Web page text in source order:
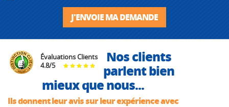
J'ENVOIE MA DEMANDE
Évaluations Clients
4.8/5
Nos clients
parlent bien
mieux que nous...
Ils donnent leur avis sur leur expérience avec